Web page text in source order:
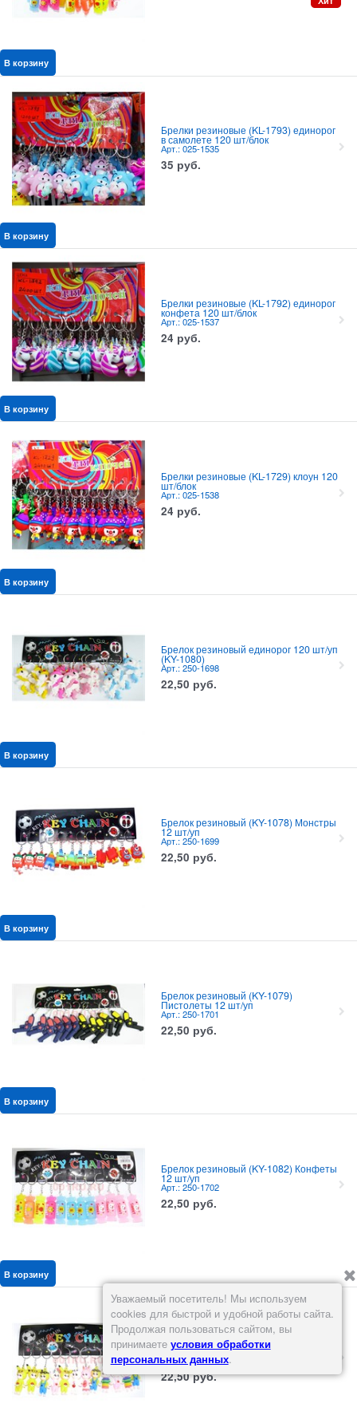
В корзину
Брелки резиновые (KL-1793) единорог
в самолете 120 шт/блок
Арт.: 025-1535
35 руб.
В корзину
Брелки резиновые (KL-1792) единорог
конфета 120 шт/блок
Арт.: 025-1537
24 руб.
В корзину
Брелки резиновые (KL-1729) клоун 120
шт/блок
Арт.: 025-1538
24 руб.
В корзину
Брелок резиновый единорог 120 шт/уп
(KY-1080)
Арт.: 250-1698
22,50 руб.
В корзину
Брелок резиновый (KY-1078) Монстры
12 шт/уп
Арт.: 250-1699
22,50 руб.
В корзину
Брелок резиновый (KY-1079)
Пистолеты 12 шт/уп
Арт.: 250-1701
22,50 руб.
В корзину
Брелок резиновый (KY-1082) Конфеты
12 шт/уп
Арт.: 250-1702
22,50 руб.
В корзину
Брелок резиновый (KY-1086)
Покемоны 12 шт/уп
Арт.: 250-1703
22,50 руб.
Уважаемый посетитель! Мы используем
cookies для быстрой и удобной работы сайта.
Продолжая пользоваться сайтом, вы
принимаете условия обработки
персональных данных.